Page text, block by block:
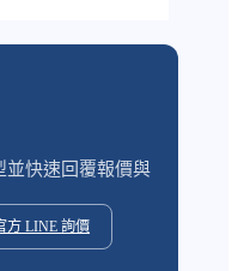
並快速回覆報價與
方 LINE 詢價